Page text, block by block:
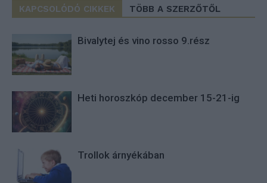
KAPCSOLÓDÓ CIKKEK TÖBB A SZERZŐTŐL
Bivalytej és vino rosso 9.rész
Heti horoszkóp december 15-21-ig
Trollok árnyékában